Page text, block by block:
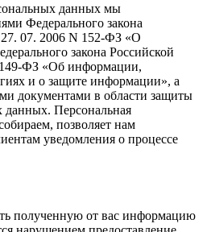
данных мы
Федерального закона
07. 2006 N 152-ФЗ «О
закона Российской
ФЗ «Об информации,
и о защите информации», а
документами в области защиты
данных. Персональная
позволяет нам
уведомления о процессе
полученную от вас информацию